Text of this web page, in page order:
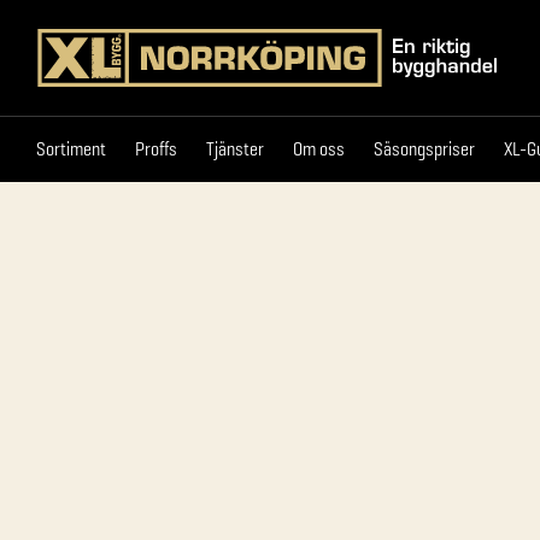
Sortiment Proffs Tjänster Om oss Säsongspriser XL-
Sortiment Proffs Tjänster Om oss